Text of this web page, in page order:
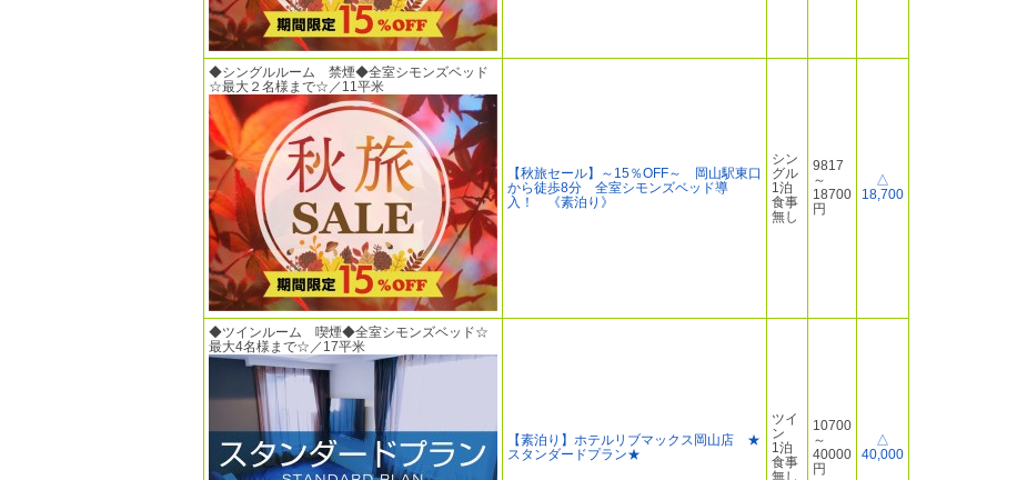
◆シングルルーム 禁煙◆全室シモンズベッド
☆最大２名様まで☆／11平米
【秋旅セール】～15％OFF～ 岡山駅東口
から徒歩8分 全室シモンズベッド導
入！ 《素泊り》
シン
グル
1泊
食事
無し
9817
～
18700
円
△
18,700
◆ツインルーム 喫煙◆全室シモンズベッド☆
最大4名様まで☆／17平米
【素泊り】ホテルリブマックス岡山店 ★
スタンダードプラン★
ツイ
ン
1泊
食事
無し
10700
～
40000
円
△
40,000